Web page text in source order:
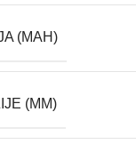
(MAH)
(MM)